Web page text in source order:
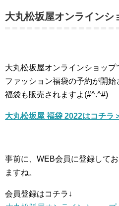
大丸松坂屋オンラインシ
大丸松坂屋オンラインショッ
ファッション福袋の予約が開
福袋も販売されますよ(#^.^#)
大丸松坂屋 福袋 2022はコチラ
事前に、WEB会員に登録して
ますね。
会員登録はコチラ↓